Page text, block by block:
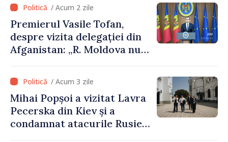
/ Acum 2 zile
Premierul Vasile Tofan,
despre vizita delegației din
Afganistan: „R. Moldova nu
talibană. Aprobarea acestei
vizite a fost o eroare de
evaluare și de coordonare
instituțională”
/ Acum 3 zile
Mihai Popșoi a vizitat Lavra
Pecerska din Kiev și a
condamnat atacurile Rusiei